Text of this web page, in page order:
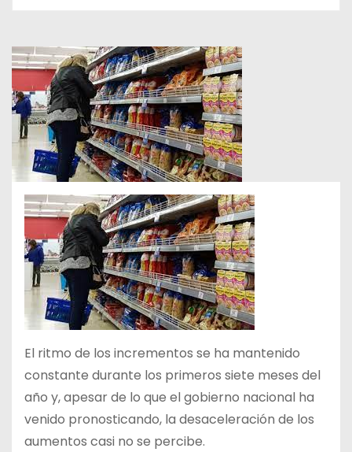
El ritmo de los incrementos se ha mantenido
constante durante los primeros siete meses del
año y, apesar de lo que el gobierno nacional ha
venido pronosticando, la desaceleración de los
aumentos casi no se percibe.